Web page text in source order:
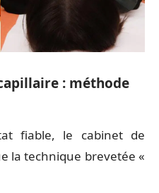
: méthode
fiable, le cabinet de
la technique brevetée «